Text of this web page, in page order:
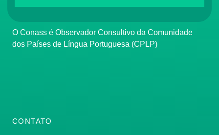
O Conass é Observador Consultivo da Comunidade
dos Países de Língua Portuguesa (CPLP)
CONTATO